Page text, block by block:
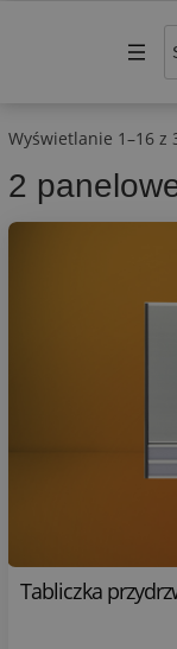
Wyświetlanie 1–16 z
2
Tabliczka